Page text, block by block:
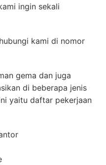
ingin sekali
kami di nomor
gema dan juga
di beberapa jenis
yaitu daftar pekerjaan